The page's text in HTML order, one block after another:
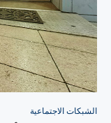
الشبكات الاجتماعية